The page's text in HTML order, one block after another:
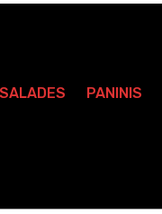
SALADES PANINIS